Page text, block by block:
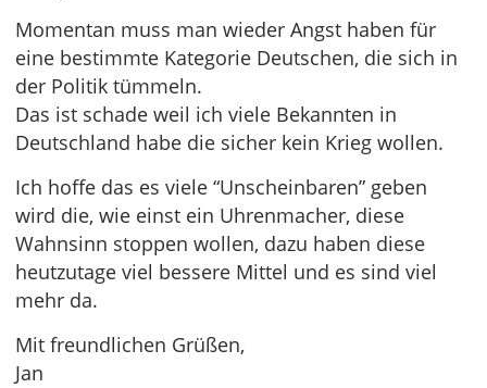
Momentan muss man wieder Angst haben für
eine bestimmte Kategorie Deutschen, die sich in
der Politik tümmeln.
Das ist schade weil ich viele Bekannten in
Deutschland habe die sicher kein Krieg wollen.
Ich hoffe das es viele “Unscheinbaren” geben
wird die, wie einst ein Uhrenmacher, diese
Wahnsinn stoppen wollen, dazu haben diese
heutzutage viel bessere Mittel und es sind viel
mehr da.
Mit freundlichen Grüßen,
Jan